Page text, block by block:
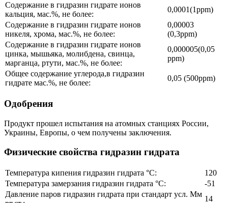
Содержание в гидразин гидрате ионов
кальция, мас.%, не более:
0,0001(1ppm)
Содержание в гидразин гидрате ионов
никеля, хрома, мас.%, не более:
0,00003
(0,3ppm)
Содержание в гидразин гидрате ионов
цинка, мышьяка, молибдена, свинца,
марганца, ртути, мас.%, не более:
0,000005(0,05
ppm)
Общее содержание углерода,в гидразин
гидрате мас.%, не более:
0,05 (500ppm)
Одобрения
Продукт прошел испытания на атомных станциях России,
Украины, Европы, о чем получены заключения.
Физические свойства гидразин гидрата
Температура кипения гидразин гидрата °C:
120
Температура замерзания гидразин гидрата °C:
-51
Давление паров гидразин гидрата при стандарт усл. Мм
14